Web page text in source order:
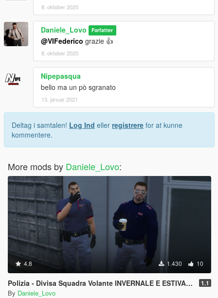
8. oktober 2020
Daniele_Lovo Forfatter
@VIFederico grazie 👍
8. oktober 2020
Nipepasqua
bello ma un pò sgranato
13. januar 2021
Deltag i samtalen! Log Ind eller registrere for at kunne
kommentere.
More mods by Daniele_Lovo:
4.8 1.430 10
Polizia - Divisa Squadra Volante INVERNALE E ESTIVA (Cappello & Basco) 1.1
By Daniele_Lovo